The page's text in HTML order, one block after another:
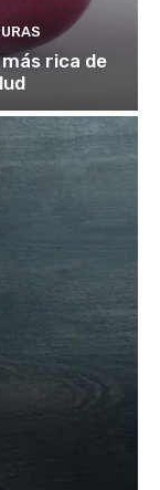
rica de